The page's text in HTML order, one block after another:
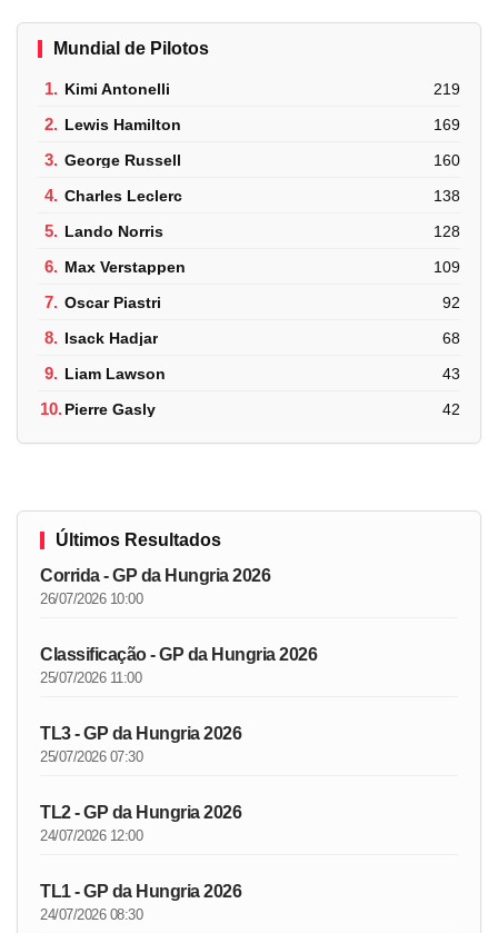
Mundial de Pilotos
1. Kimi Antonelli 219
2. Lewis Hamilton 169
3. George Russell 160
4. Charles Leclerc 138
5. Lando Norris 128
6. Max Verstappen 109
7. Oscar Piastri 92
8. Isack Hadjar 68
9. Liam Lawson 43
10.Pierre Gasly 42
Últimos Resultados
Corrida - GP da Hungria 2026
26/07/2026 10:00
Classificação - GP da Hungria 2026
25/07/2026 11:00
TL3 - GP da Hungria 2026
25/07/2026 07:30
TL2 - GP da Hungria 2026
24/07/2026 12:00
TL1 - GP da Hungria 2026
24/07/2026 08:30